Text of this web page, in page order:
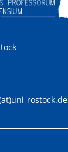
rostock.de